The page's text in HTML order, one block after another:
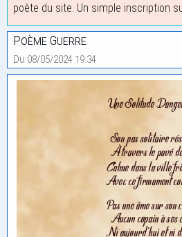
poète du site. Un simple inscription
Poème Guerre
Du 08/05/2024 19:34